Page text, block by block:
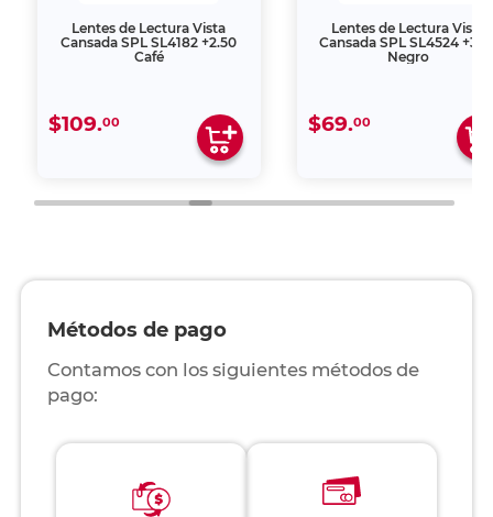
Lentes de Lectura Vista
Cansada SPL SL4182 +2.50
Café
$109.00
Lentes de Lectura Vista
Cansada SPL SL4524
Negro
$69.00
Métodos de pago
Contamos con los siguientes métodos de
pago: